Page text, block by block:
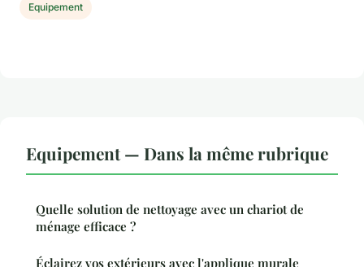
Equipement
Equipement — Dans la même rubrique
Quelle solution de nettoyage avec un chariot de
ménage efficace ?
Éclairez vos extérieurs avec l'applique murale